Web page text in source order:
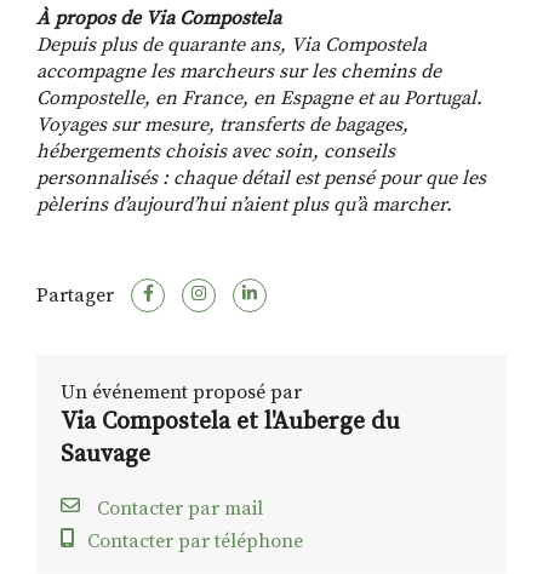
À propos de Via Compostela
Depuis plus de quarante ans, Via Compostela
accompagne les marcheurs sur les chemins de
Compostelle, en France, en Espagne et au Portugal.
Voyages sur mesure, transferts de bagages,
hébergements choisis avec soin, conseils
personnalisés : chaque détail est pensé pour que les
pèlerins d’aujourd’hui n’aient plus qu’à marcher.
Partager
Un événement proposé par
Via Compostela et l'Auberge du
Sauvage
Contacter par mail
Contacter par téléphone